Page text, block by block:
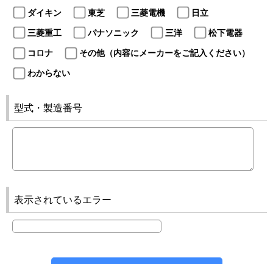
ダイキン 東芝 三菱電機
日立
三菱重工
パナソニック 三洋
松下電器
コロナ
その他（内容にメーカーをご記入ください）
わからない
型式・製造番号
表示されているエラー